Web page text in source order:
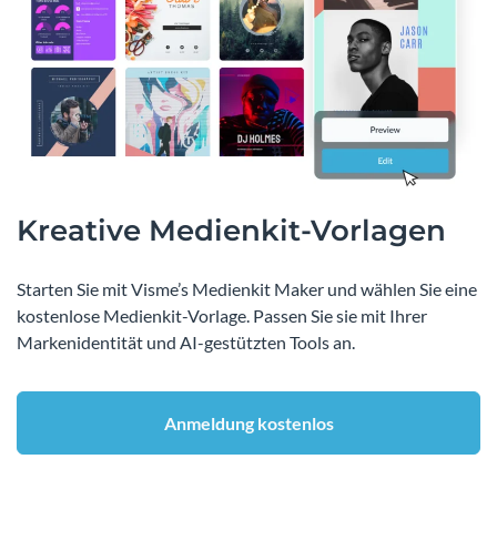
Kreative Medienkit-Vorlagen
Starten Sie mit Visme’s Medienkit Maker und wählen Sie eine
kostenlose Medienkit-Vorlage. Passen Sie sie mit Ihrer
Markenidentität und AI-gestützten Tools an.
Anmeldung kostenlos